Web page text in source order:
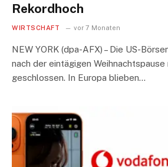
Rekordhoch
WIRTSCHAFT vor 7 Monaten
NEW YORK (dpa-AFX) – Die US-
nach der eintägigen
geschlossen. In Europa blieben…